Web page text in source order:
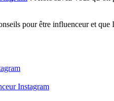
pour être influenceur et
Instagram